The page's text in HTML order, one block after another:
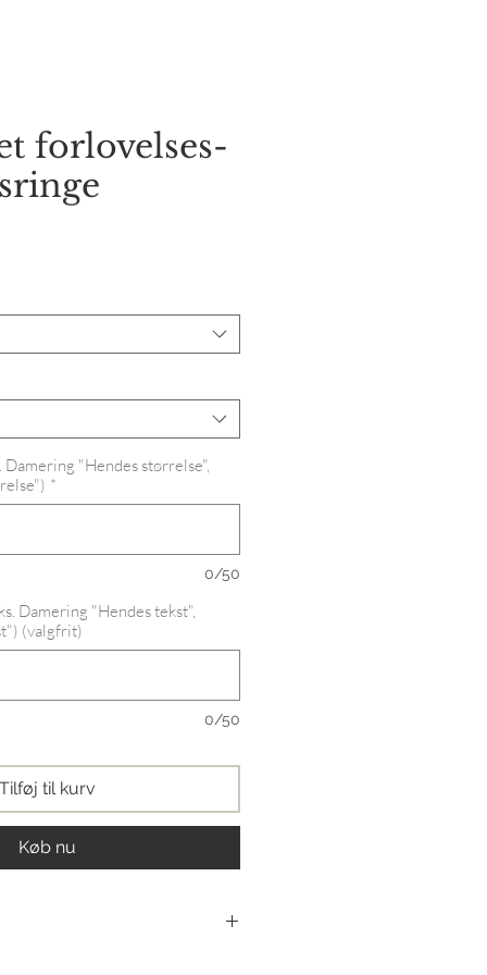
forlovelses-
Damering "Hendes størrelse",
*
0/50
Damering "Hendes tekst",
(valgfrit)
0/50
Tilføj til kurv
Køb nu